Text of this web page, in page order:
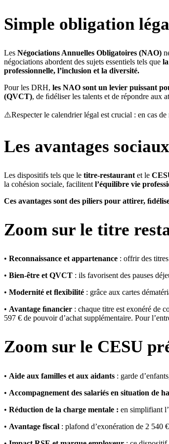
Simple obligation
Les Négociations Annuelles Obligatoires (NAO)
négociations abordent des sujets essentiels tels que
professionnelle, l’inclusion et la diversité.
Pour les DRH, les NAO sont un levier puissant
(QVCT), de ﬁdéliser les talents et de répondre aux
⚠️Respecter le calendrier légal est crucial : en cas
Les avantages
Les dispositifs tels que le titre-restaurant et le
la cohésion sociale, facilitent l’équilibre vie
Ces avantages sont des piliers pour attirer,
Zoom sur le titre
• Reconnaissance et appartenance : offrir des
• Bien-être et QVCT : ils favorisent des pauses
• Modernité et ﬂexibilité : grâce aux cartes
• Avantage ﬁnancier : chaque titre est exonéré de
597 € de pouvoir d’achat supplémentaire. Pour
Zoom sur le CESU
• Aide aux familles et aux aidants : garde
• Accompagnement des salariés en situation de
• Réduction de la charge mentale : en simplifiant
• Avantage fiscal : plafond d’exonération de 2 540